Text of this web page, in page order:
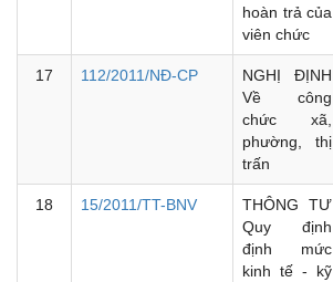
hoàn trả của
viên chức
17 112/2011/NĐ-CP
NGHỊ ĐỊNH
Về công
chức xã,
phường, thị
trấn
18 15/2011/TT-BNV
THÔNG TƯ
Quy định
định mức
kinh tế - kỹ